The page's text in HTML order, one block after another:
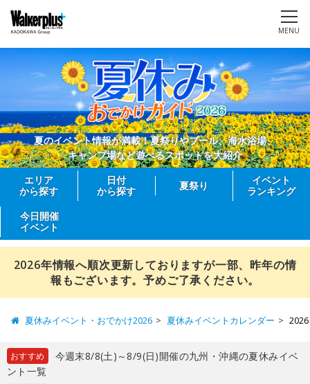
MENU
夏のイベント情報が満載！夏祭りやプール、海水浴場、
キャンプ場など遊べるスポットを大紹介
エリア
から探す
日付
から探す
夏祭り
イベント
ランキング
今日開催
イベント
2026年情報へ順次更新しておりますが一部、昨年の情
報もございます。予めご了承ください。
夏休みイベント・おでかけ2026 夏休みイベントカレンダー
おすすめ
今週末8/8(土)～8/9(日)開催の九州・沖縄の夏休みイベ
ント一覧